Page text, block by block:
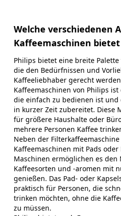
Welche verschiedenen
Kaffeemaschinen bietet
Philips bietet eine breite
die den Bedürfnissen und
Kaffeeliebhaber gerecht
Kaffeemaschinen von Philips
die einfach zu bedienen ist und
in kurzer Zeit zubereitet. Diese
für größere Haushalte oder
mehrere Personen Kaffee
Neben der
Kaffeemaschinen mit Pads oder
Maschinen ermöglichen es den
Kaffeesorten und -aromen mit
genießen. Das Pad- oder
praktisch für Personen, die
trinken möchten, ohne die
zu müssen.